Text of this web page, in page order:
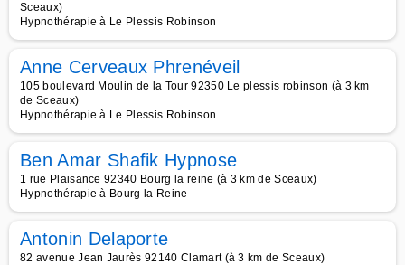
Sceaux)
Hypnothérapie à Le Plessis Robinson
Anne Cerveaux Phrenéveil
105 boulevard Moulin de la Tour 92350 Le plessis robinson (à 3 km
de Sceaux)
Hypnothérapie à Le Plessis Robinson
Ben Amar Shafik Hypnose
1 rue Plaisance 92340 Bourg la reine (à 3 km de Sceaux)
Hypnothérapie à Bourg la Reine
Antonin Delaporte
82 avenue Jean Jaurès 92140 Clamart (à 3 km de Sceaux)